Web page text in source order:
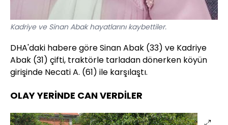
Kadriye ve Sinan Abak hayatlarını kaybettiler.
DHA'daki habere göre Sinan Abak (33) ve Kadriye
Abak (31) çifti, traktörle tarladan dönerken köyün
girişinde Necati A. (61) ile karşılaştı.
OLAY YERİNDE CAN VERDİLER